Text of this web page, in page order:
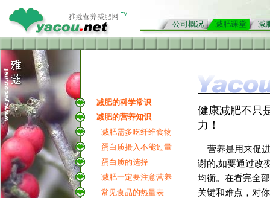
公司概况 减肥课堂 减
减肥的科学常识
减肥的营养知识
减肥需多吃纤维食物
蛋白质摄入不能过量
蛋白质的选择
减肥一定要注意营养
常见食品的热量表
健康减肥不只
力！
营养是用来促
谢的,如要通过改
均衡。在看完全
关键和难点，对你